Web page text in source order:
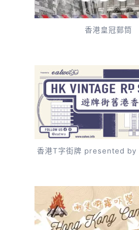
香港皇冠郵筒
香港T字街牌 presented